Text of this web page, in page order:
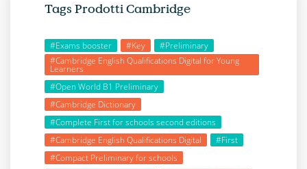
Tags Prodotti Cambridge
#Exams booster #Key
#Preliminary
#Cambridge English Qualifications Digital for Young
Learners
#Open World B1 Preliminary
#Cambridge Dictionary
#Complete First for schools second editions
#Cambridge English Qualifications Digital
#First
#Compact Preliminary for schools